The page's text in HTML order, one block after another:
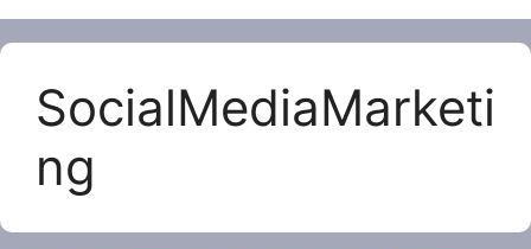
SocialMediaMarketi
ng